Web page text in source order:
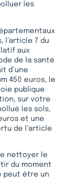
les
l’article 7 du
aux
de la santé
d’une
450 euros, le
publique
sur votre
les sols,
et une
de l’article
nettoyer le
du moment
peut être un